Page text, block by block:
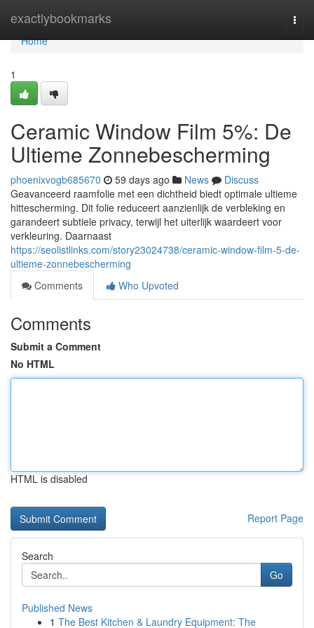
exactlybookmarks
Home
Home
1
Ceramic Window Film 5%: De
Ultieme Zonnebescherming
phoenixvogb685670 59 days ago News
Discuss
Geavanceerd raamfolie met een dichtheid biedt optimale ultieme
hittescherming. Dit folie reduceert aanzienlijk de verbleking en
garandeert subtiele privacy, terwijl het uiterlijk waardeert voor
verkleuring. Daarnaast
https://seolistlinks.com/story23024738/ceramic-window-film-5-de-
ultieme-zonnebescherming
Comments
Who Upvoted
Comments
Submit a Comment
No HTML
HTML is disabled
Report Page
Search
Go
Published News
1 The Best Kitchen & Laundry Equipment: The